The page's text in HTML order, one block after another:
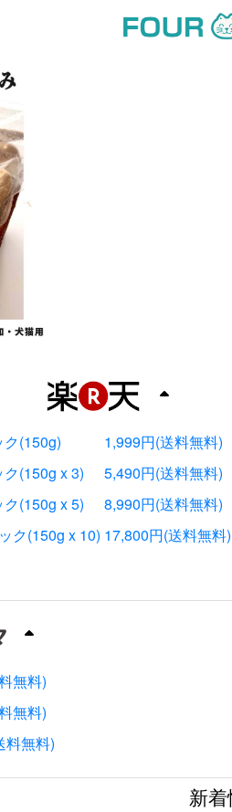
ク(150g)
1,999円(送料無料)
(150g x 3)
5,490円(送料無料)
(150g x 5)
8,990円(送料無料)
ク(150g x 10) 17,800円(送料無料)
無料)
無料)
料無料)
新